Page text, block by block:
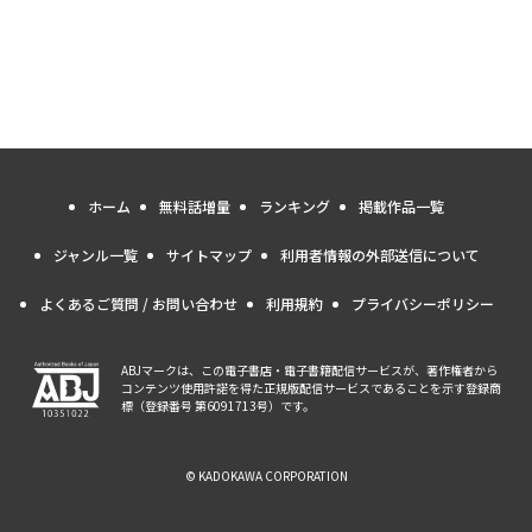
ホーム 無料話増量 ランキング 掲載作品一覧
ジャンル一覧 サイトマップ 利用者情報の外部送信について
よくあるご質問 / お問い合わせ 利用規約 プライバシーポリシー
ABJマークは、この電子書店・電子書籍配信サービスが、著作権者から
コンテンツ使用許諾を得た正規版配信サービスであることを示す登録商
標（登録番号 第6091713号）です。
© KADOKAWA CORPORATION